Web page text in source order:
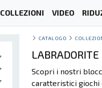
COLLEZIONI VIDEO
CATALOGO
Scopri i nostri
caratteristici giochi